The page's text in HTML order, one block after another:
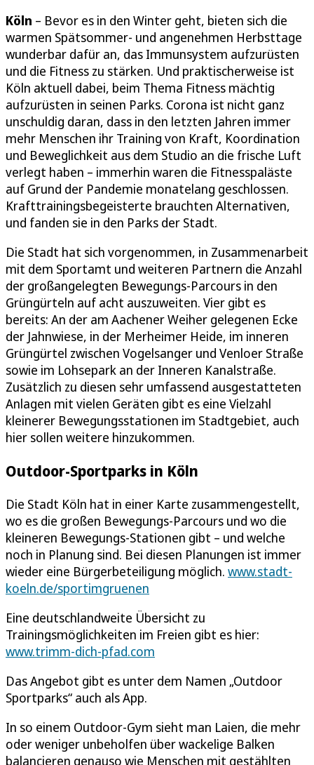
Köln – Bevor es in den Winter geht, bieten sich die
warmen Spätsommer- und angenehmen Herbsttage
wunderbar dafür an, das Immunsystem aufzurüsten
und die Fitness zu stärken. Und praktischerweise ist
Köln aktuell dabei, beim Thema Fitness mächtig
aufzurüsten in seinen Parks. Corona ist nicht ganz
unschuldig daran, dass in den letzten Jahren immer
mehr Menschen ihr Training von Kraft, Koordination
und Beweglichkeit aus dem Studio an die frische Luft
verlegt haben – immerhin waren die Fitnesspaläste
auf Grund der Pandemie monatelang geschlossen.
Krafttrainingsbegeisterte brauchten Alternativen,
und fanden sie in den Parks der Stadt.
Die Stadt hat sich vorgenommen, in Zusammenarbeit
mit dem Sportamt und weiteren Partnern die Anzahl
der großangelegten Bewegungs-Parcours in den
Grüngürteln auf acht auszuweiten. Vier gibt es
bereits: An der am Aachener Weiher gelegenen Ecke
der Jahnwiese, in der Merheimer Heide, im inneren
Grüngürtel zwischen Vogelsanger und Venloer Straße
sowie im Lohsepark an der Inneren Kanalstraße.
Zusätzlich zu diesen sehr umfassend ausgestatteten
Anlagen mit vielen Geräten gibt es eine Vielzahl
kleinerer Bewegungsstationen im Stadtgebiet, auch
hier sollen weitere hinzukommen.
Outdoor-Sportparks in Köln
Die Stadt Köln hat in einer Karte zusammengestellt,
wo es die großen Bewegungs-Parcours und wo die
kleineren Bewegungs-Stationen gibt – und welche
noch in Planung sind. Bei diesen Planungen ist immer
wieder eine Bürgerbeteiligung möglich. www.stadt-
koeln.de/sportimgruenen
Eine deutschlandweite Übersicht zu
Trainingsmöglichkeiten im Freien gibt es hier:
www.trimm-dich-pfad.com
Das Angebot gibt es unter dem Namen „Outdoor
Sportparks“ auch als App.
In so einem Outdoor-Gym sieht man Laien, die mehr
oder weniger unbeholfen über wackelige Balken
balancieren genauso wie Menschen mit gestählten